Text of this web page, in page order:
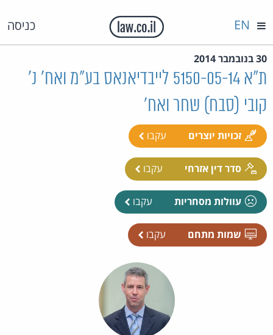
כניסה EN
30 בנובמבר 2014
ת"א 5150-05-14 לייבדיאנאס בע"מ ואח' נ'
קובי (סבח) שחר ואח'
זכויות יוצרים עקבו
סדר דין אזרחי עקבו
עוולות מסחריות עקבו
שמות מתחם עקבו